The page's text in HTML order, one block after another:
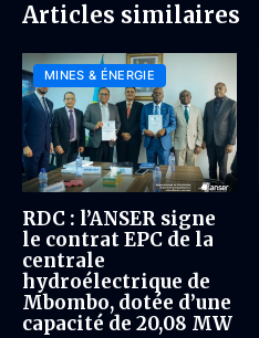
Articles similaires
MINES & ÉNERGIE
RDC : l’ANSER signe
le contrat EPC de la
centrale
hydroélectrique de
Mbombo, dotée d’une
capacité de 20,08 MW